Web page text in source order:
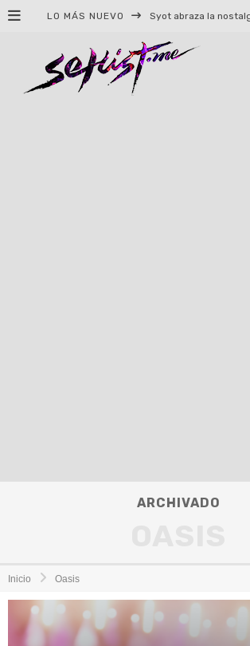
LO MÁS NUEVO
ARCHIVADO
Inicio Oasis